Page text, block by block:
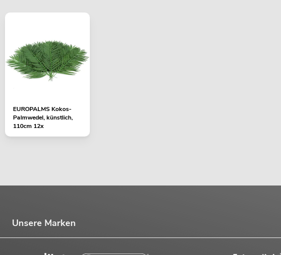
EUROPALMS Kokos-
Palmwedel, künstlich,
110cm 12x
Unsere Marken